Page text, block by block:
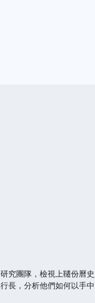
團隊，檢視上韆份曆史
長，分析他們如何以手